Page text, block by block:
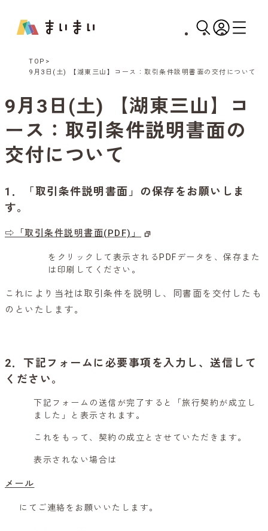
TOP
9月3日(土) 【湖東三山】コース：取引条件説明書面の交付について
9月3日(土) 【湖東三山】コ
ース：取引条件説明書面の
交付について
1．「取引条件説明書面」の保存をお願いしま
す。
⇨「取引条件説明書面(PDF)」
をクリックして表示されるPDFデータを、保存また
は印刷してください。
これにより当社は取引条件を説明し、同書面を交付したも
のといたします。
2．下記フォームに必要事項を入力し、送信して
ください。
下記フォームの送信が完了すると「旅行契約が成立し
ました」と表示されます。
これをもって、契約の成立とさせていただきます。
表示されない場合は
メール
にてご連絡をお願いいたします。